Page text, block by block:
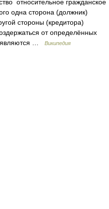
относительное гражданское
одна сторона (должник)
стороны (кредитора)
от определённых
являются …
Википедия